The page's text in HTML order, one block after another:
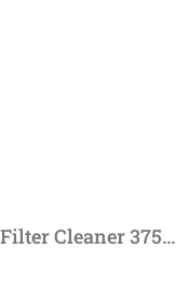
JLM Diesel Particulate Filter Cleaner 375ml - účinný čistič DPF